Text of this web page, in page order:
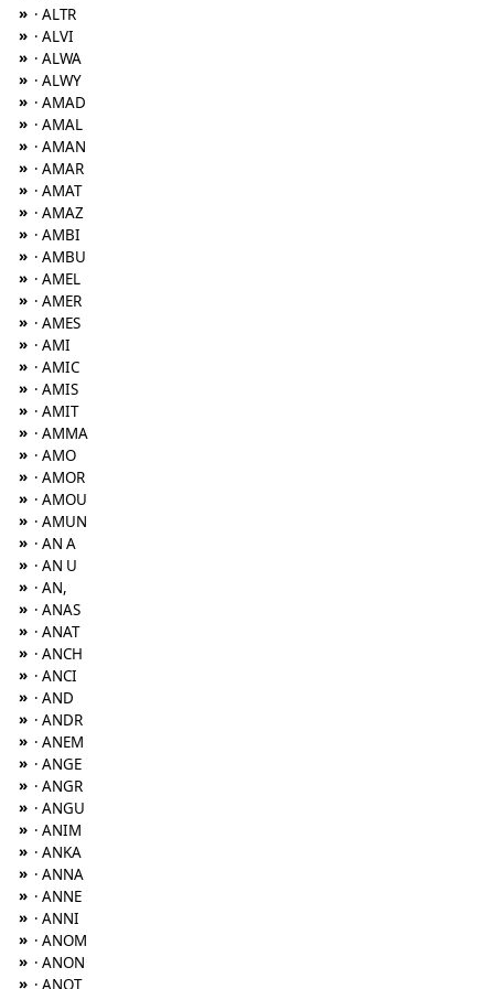
» · ALTR
» · ALVI
» · ALWA
» · ALWY
» · AMAD
» · AMAL
» · AMAN
» · AMAR
» · AMAT
» · AMAZ
» · AMBI
» · AMBU
» · AMEL
» · AMER
» · AMES
» · AMI
» · AMIC
» · AMIS
» · AMIT
» · AMMA
» · AMO
» · AMOR
» · AMOU
» · AMUN
» · AN A
» · AN U
» · AN,
» · ANAS
» · ANAT
» · ANCH
» · ANCI
» · AND
» · ANDR
» · ANEM
» · ANGE
» · ANGR
» · ANGU
» · ANIM
» · ANKA
» · ANNA
» · ANNE
» · ANNI
» · ANOM
» · ANON
» · ANOT